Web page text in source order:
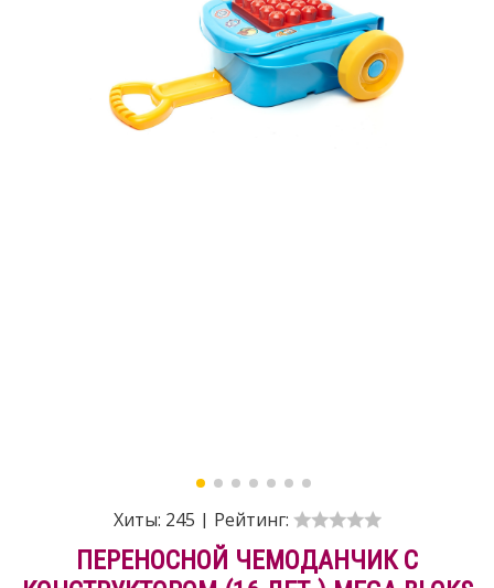
Хиты: 245 | Рейтинг:
ПЕРЕНОСНОЙ ЧЕМОДАНЧИК С